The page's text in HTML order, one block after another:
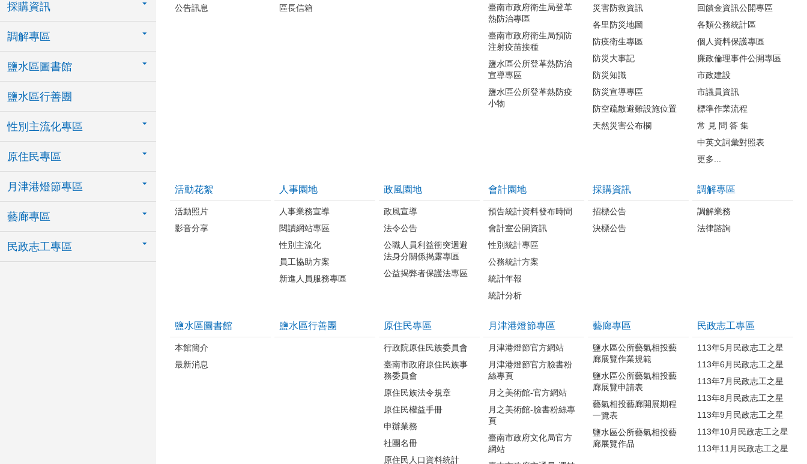
採購資訊
調解專區
鹽水區圖書館
鹽水區行善團
性別主流化專區
原住民專區
月津港燈節專區
藝廊專區
民政志工專區
公告訊息
區長信箱
臺南市政府衛生局登革
熱防治專區
臺南市政府衛生局預防
注射疫苗接種
鹽水區公所登革熱防治
宣導專區
鹽水區公所登革熱防疫
小物
災害防救資訊
各里防災地圖
防疫衛生專區
防災大事記
防災知識
防災宣導專區
防空疏散避難設施位置
天然災害公布欄
回饋金資訊公開專區
各類公務統計區
個人資料保護專區
廉政倫理事件公開專區
市政建設
市議員資訊
標準作業流程
常 見 問 答 集
中英文詞彙對照表
更多...
活動花絮
活動照片
影音分享
人事園地
人事業務宣導
閱讀網站專區
性別主流化
員工協助方案
新進人員服務專區
政風園地
政風宣導
法令公告
公職人員利益衝突迴避
法身分關係揭露專區
公益揭弊者保護法專區
會計園地
預告統計資料發布時間
會計室公開資訊
性別統計專區
公務統計方案
統計年報
統計分析
採購資訊
招標公告
決標公告
調解專區
調解業務
法律諮詢
鹽水區圖書館
本館簡介
最新消息
鹽水區行善團 原住民專區
行政院原住民族委員會
臺南市政府原住民族事
務委員會
原住民族法令規章
原住民權益手冊
申辦業務
社團名冊
原住民人口資料統計
月津港燈節專區
月津港燈節官方網站
月津港燈節官方臉書粉
絲專頁
月之美術館-官方網站
月之美術館-臉書粉絲專
頁
臺南市政府文化局官方
網站
藝廊專區
鹽水區公所藝氣相投藝
廊展覽作業規範
鹽水區公所藝氣相投藝
廊展覽申請表
藝氣相投藝廊開展期程
一覽表
鹽水區公所藝氣相投藝
廊展覽作品
民政志工專區
113年5月民政志工之星
113年6月民政志工之星
113年7月民政志工之星
113年8月民政志工之星
113年9月民政志工之星
113年10月民政志工之星
113年11月民政志工之星